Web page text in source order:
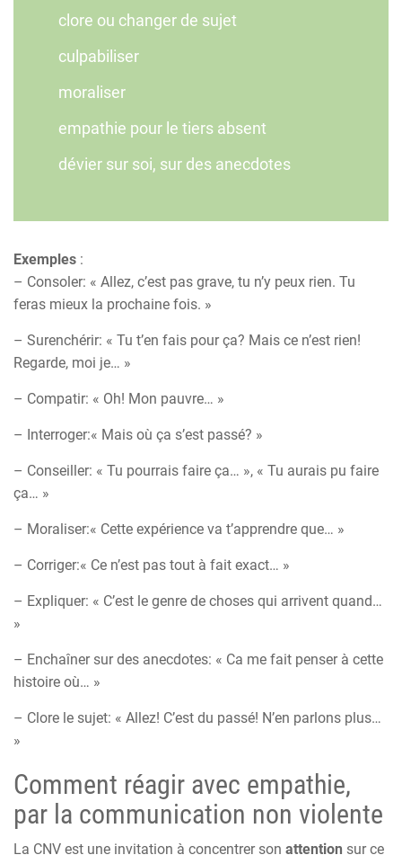
clore ou changer de sujet
culpabiliser
moraliser
empathie pour le tiers absent
dévier sur soi, sur des anecdotes
Exemples :
– Consoler: « Allez, c’est pas grave, tu n’y peux rien. Tu
feras mieux la prochaine fois. »
– Surenchérir: « Tu t’en fais pour ça? Mais ce n’est rien!
Regarde, moi je… »
– Compatir: « Oh! Mon pauvre… »
– Interroger:« Mais où ça s’est passé? »
– Conseiller: « Tu pourrais faire ça… », « Tu aurais pu faire
ça… »
– Moraliser:« Cette expérience va t’apprendre que… »
– Corriger:« Ce n’est pas tout à fait exact… »
– Expliquer: « C’est le genre de choses qui arrivent quand…
»
– Enchaîner sur des anecdotes: « Ca me fait penser à cette
histoire où… »
– Clore le sujet: « Allez! C’est du passé! N’en parlons plus…
»
Comment réagir avec empathie,
par la communication non violente
La CNV est une invitation à concentrer son attention sur ce